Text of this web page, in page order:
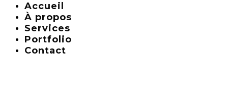
Accueil
À propos
Services
Portfolio
Contact